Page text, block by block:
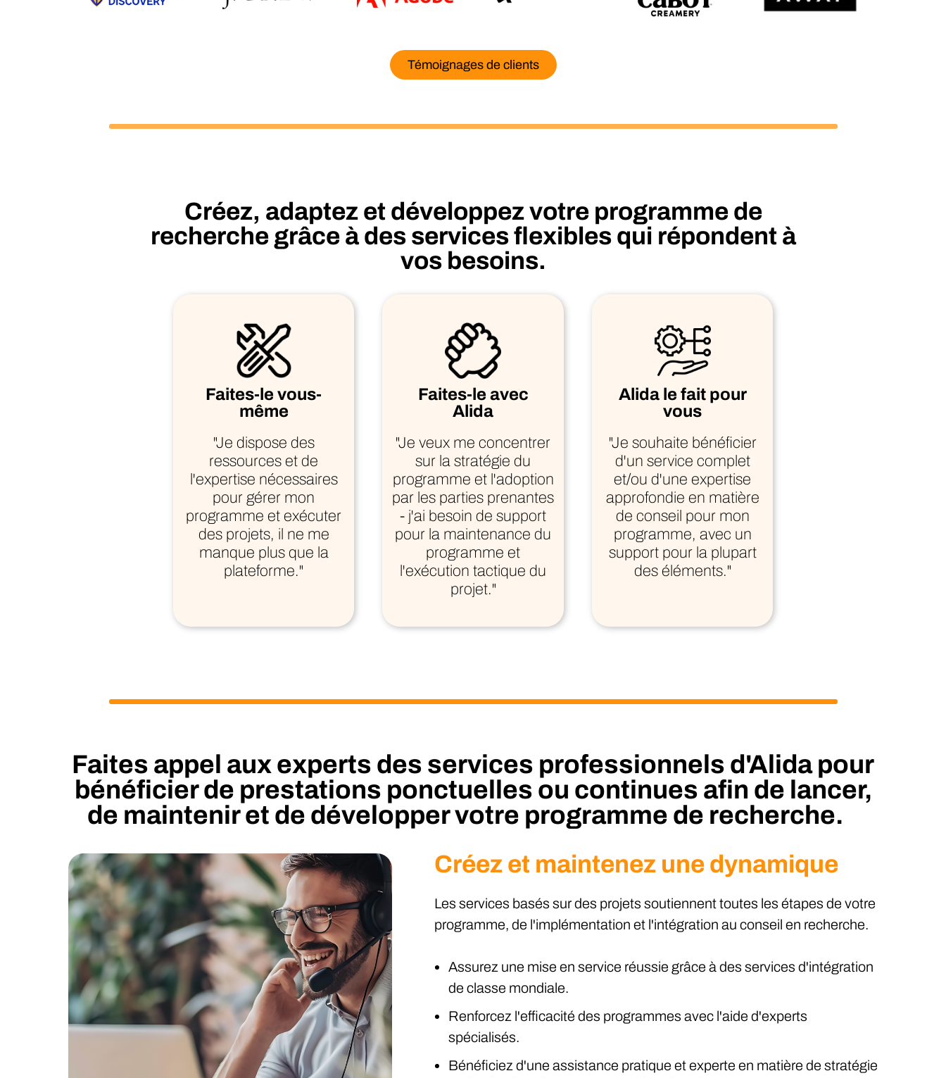
Témoignages de clients
Créez, adaptez et développez votre programme de
recherche grâce à des services flexibles qui répondent à
vos besoins.
Faites-le vous-
même
"Je dispose des
ressources et de
l'expertise nécessaires
pour gérer mon
programme et exécuter
des projets, il ne me
manque plus que la
plateforme."
Faites-le avec
Alida
"Je veux me concentrer
sur la stratégie du
programme et l'adoption
par les parties prenantes
- j'ai besoin de support
pour la maintenance du
programme et
l'exécution tactique du
projet."
Alida le fait pour
vous
"Je souhaite bénéficier
d'un service complet
et/ou d'une expertise
approfondie en matière
de conseil pour mon
programme, avec un
support pour la plupart
des éléments."
Faites appel aux experts des services professionnels d'Alida pour
bénéficier de prestations ponctuelles ou continues afin de lancer,
de maintenir et de développer votre programme de recherche.
Créez et maintenez une dynamique
Les services basés sur des projets soutiennent toutes les étapes de votre
programme, de l'implémentation et l'intégration au conseil en recherche.
Assurez une mise en service réussie grâce à des services d'intégration
de classe mondiale.
Renforcez l'efficacité des programmes avec l'aide d'experts
spécialisés.
Bénéficiez d'une assistance pratique et experte en matière de stratégie